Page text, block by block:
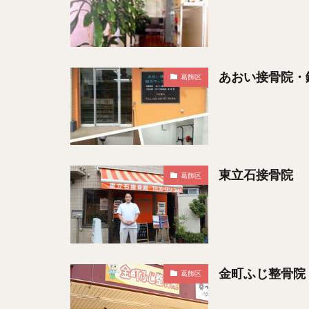
葛飾区 あおい接骨院
葛飾区 東立石接骨院
葛飾区 金町ふじ整骨院